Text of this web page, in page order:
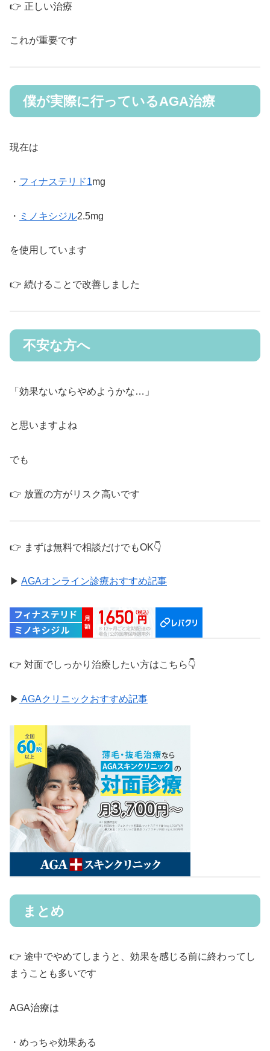
👉 正しい治療
これが重要です
僕が実際に行っているAGA治療
現在は
・ フィナステリド1mg
・ ミノキシジル2.5mg
を使用しています
👉 続けることで改善しました
不安な方へ
「効果ないならやめようかな…」
と思いますよね
でも
👉 放置の方がリスク高いです
👉 まずは無料で相談だけでもOK👇
▶ AGAオンライン診療おすすめ記事
👉 対面でしっかり治療したい方はこちら👇
▶ AGAクリニックおすすめ記事
まとめ
👉 途中でやめてしまうと、効果を感じる前に終わってし
まうことも多いです
AGA治療は
・めっちゃ効果ある